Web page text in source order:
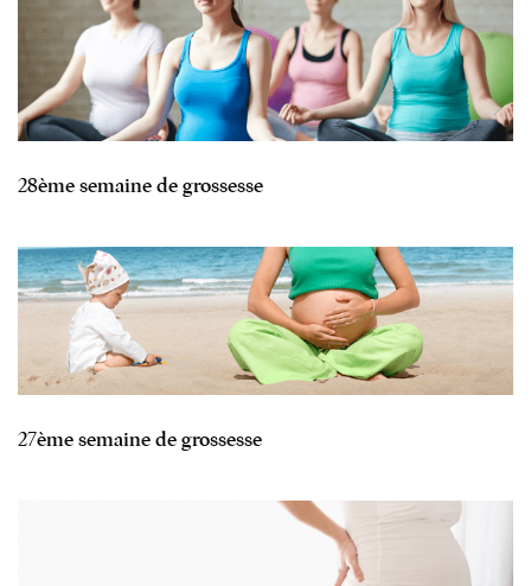
28ème semaine de grossesse
27ème semaine de grossesse